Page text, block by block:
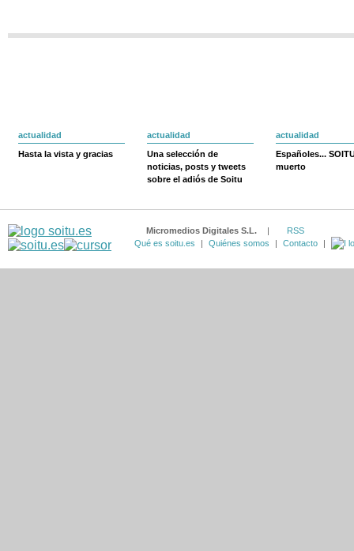
actualidad
Hasta la vista y gracias
actualidad
Una selección de
noticias, posts y tweets
sobre el adiós de Soitu
actualidad
Españoles...
muerto
Micromedios Digitales S.L. |
RSS
Qué es soitu.es
| Quiénes somos | Contacto |